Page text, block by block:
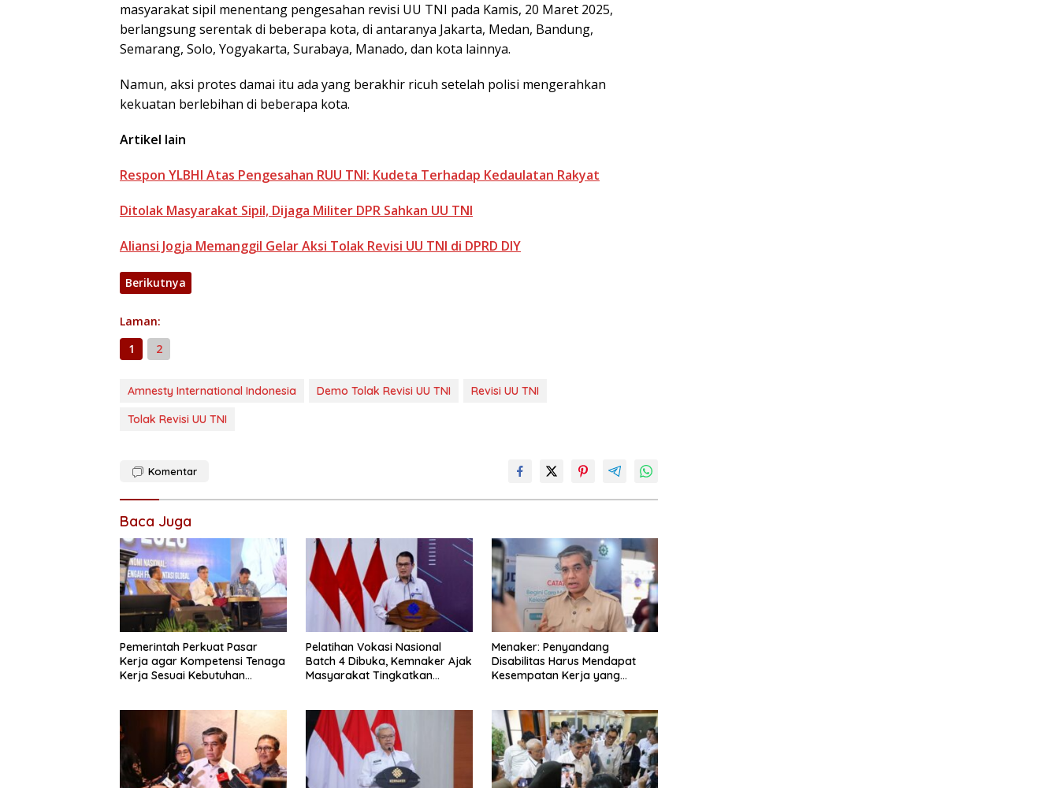
masyarakat sipil menentang pengesahan revisi UU TNI pada Kamis, 20 Maret 2025,
berlangsung serentak di beberapa kota, di antaranya Jakarta, Medan, Bandung,
Semarang, Solo, Yogyakarta, Surabaya, Manado, dan kota lainnya.
Namun, aksi protes damai itu ada yang berakhir ricuh setelah polisi mengerahkan
kekuatan berlebihan di beberapa kota.
Artikel lain
Respon YLBHI Atas Pengesahan RUU TNI: Kudeta Terhadap Kedaulatan Rakyat
Ditolak Masyarakat Sipil, Dijaga Militer DPR Sahkan UU TNI
Aliansi Jogja Memanggil Gelar Aksi Tolak Revisi UU TNI di DPRD DIY
Berikutnya
Laman:
1
2
Amnesty International Indonesia Demo Tolak Revisi UU TNI
Revisi UU TNI
Tolak Revisi UU TNI
Komentar
Baca Juga
Pemerintah Perkuat Pasar
Kerja agar Kompetensi Tenaga
Kerja Sesuai Kebutuhan
Pelatihan Vokasi Nasional
Batch 4 Dibuka, Kemnaker Ajak
Masyarakat Tingkatkan
Menaker: Penyandang
Disabilitas Harus Mendapat
Kesempatan Kerja yang